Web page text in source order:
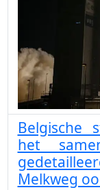
Belgische
het
Melkweg